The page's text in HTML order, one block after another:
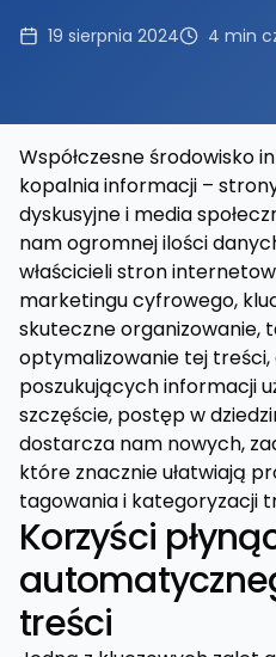
19 sierpnia 2024 4 min
Współczesne środowisko
kopalnia informacji –
dyskusyjne i media
nam ogromnej ilości
właścicieli stron
marketingu cyfrowego,
skuteczne organizowanie,
optymalizowanie tej
poszukujących informacji
szczęście, postęp w
dostarcza nam nowych,
które znacznie ułatwiają
tagowania i kategoryzacji
Korzyści
treści